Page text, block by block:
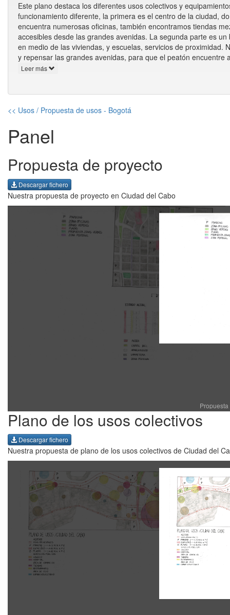
Este plano destaca los diferentes usos colectivos y
funcionamiento diferente, la primera es el centro de la ciudad,
encuentra numerosas oficinas, también encontramos tiendas
accesibles desde las grandes avenidas. La segunda parte es
en medio de las viviendas, y escuelas, servicios de
y repensar las grandes avenidas, para que el peatón encuentre
Leer más
<< Usos / Propuesta de usos - Bogotá
Panel
Propuesta de proyecto
Descargar fichero
Nuestra propuesta de proyecto en Ciudad del Cabo
Plano de los usos colectivos
Descargar fichero
Nuestra propuesta de plano de los usos colectivos de Ciudad del